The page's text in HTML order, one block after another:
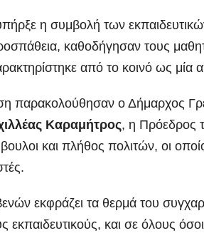
η συμβολή των
καθοδήγησαν τους
από το κοινό ως
παρακολούθησαν ο Δήμαρχος
Καραμήτρος, η Πρόεδρος
και πλήθος πολιτών, οι
εκφράζει τα θερμά του
εκπαιδευτικούς, και σε όλους